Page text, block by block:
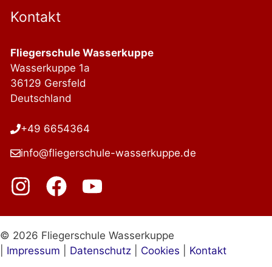
Kontakt
Fliegerschule Wasserkuppe
Wasserkuppe 1a
36129 Gersfeld
Deutschland
+49 6654364
info@fliegerschule-wasserkuppe.de
© 2026 Fliegerschule Wasserkuppe
Impressum Datenschutz Cookies Kontakt